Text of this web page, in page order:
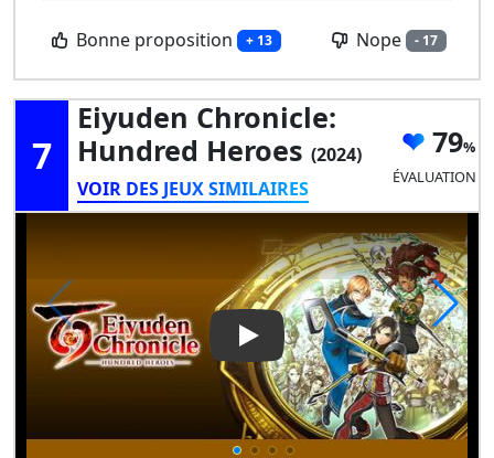
Bonne proposition + 13 Nope - 17
7
Eiyuden Chronicle:
Hundred Heroes (2024)
VOIR DES JEUX SIMILAIRES
79
ÉVALUATION
Play Video: Eiyuden